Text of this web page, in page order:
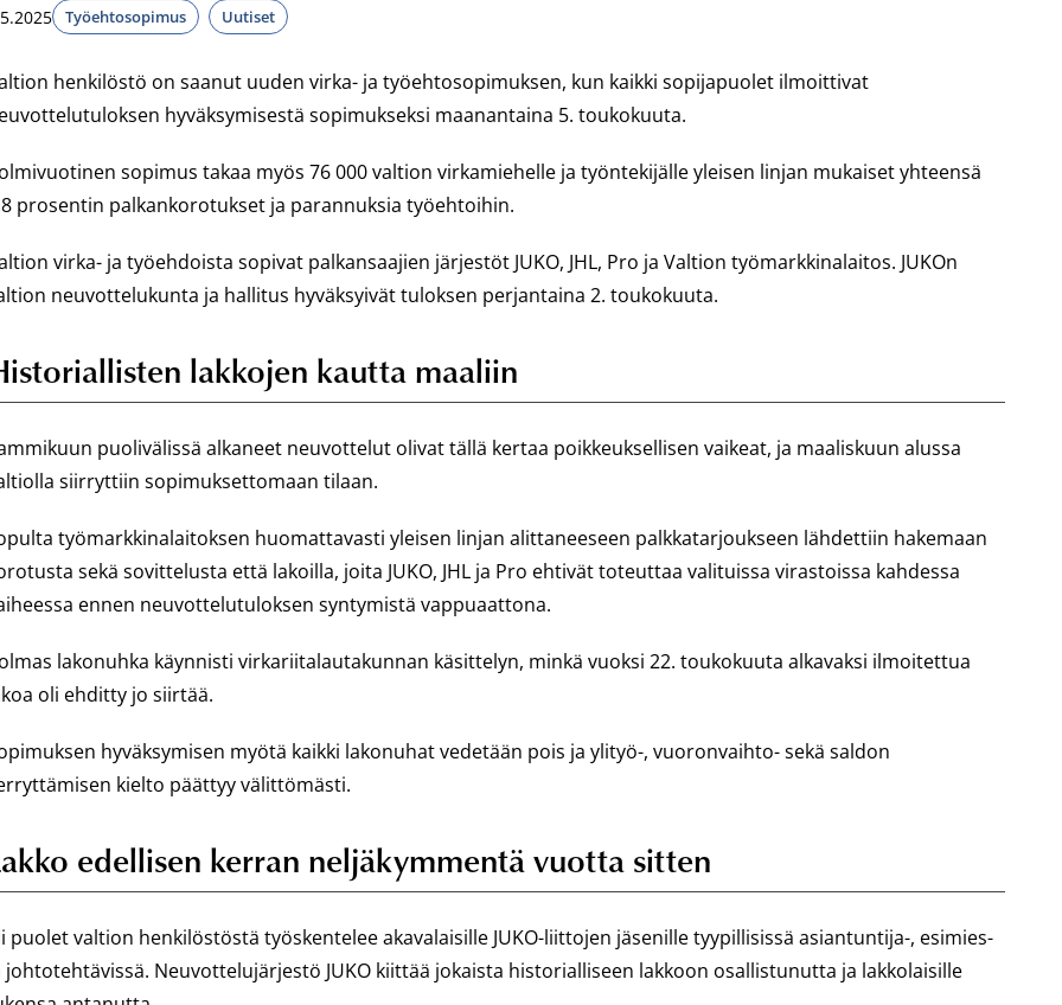
Työehtosopimus Uutiset
henkilöstö on saanut uuden virka- ja työehtosopimuksen, kun kaikki sopijapuolet ilmoittivat
hyväksymisestä sopimukseksi maanantaina 5. toukokuuta.
sopimus takaa myös 76 000 valtion virkamiehelle ja työntekijälle yleisen linjan mukaiset yhteensä
prosentin palkankorotukset ja parannuksia työehtoihin.
virka- ja työehdoista sopivat palkansaajien järjestöt JUKO, JHL, Pro ja Valtion työmarkkinalaitos. JUKOn
neuvottelukunta ja hallitus hyväksyivät tuloksen perjantaina 2. toukokuuta.
lakkojen kautta maaliin
puolivälissä alkaneet neuvottelut olivat tällä kertaa poikkeuksellisen vaikeat, ja maaliskuun alussa
siirryttiin sopimuksettomaan tilaan.
työmarkkinalaitoksen huomattavasti yleisen linjan alittaneeseen palkkatarjoukseen lähdettiin hakemaan
sekä sovittelusta että lakoilla, joita JUKO, JHL ja Pro ehtivät toteuttaa valituissa virastoissa kahdessa
ennen neuvottelutuloksen syntymistä vappuaattona.
lakonuhka käynnisti virkariitalautakunnan käsittelyn, minkä vuoksi 22. toukokuuta alkavaksi ilmoitettua
oli ehditty jo siirtää.
hyväksymisen myötä kaikki lakonuhat vedetään pois ja ylityö-, vuoronvaihto- sekä saldon
kielto päättyy välittömästi.
edellisen kerran neljäkymmentä vuotta sitten
puolet valtion henkilöstöstä työskentelee akavalaisille JUKO-liittojen jäsenille tyypillisissä asiantuntija-, esimies-
johtotehtävissä. Neuvottelujärjestö JUKO kiittää jokaista historialliseen lakkoon osallistunutta ja lakkolaisille